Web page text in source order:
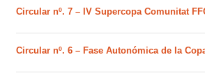
Circular nº. 7 – IV Supercopa Comunitat
Circular nº. 6 – Fase Autonómica de la